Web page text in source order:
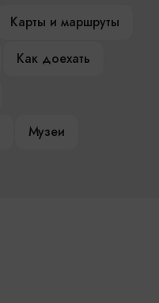
Карты и маршруты
Как доехать
Музеи